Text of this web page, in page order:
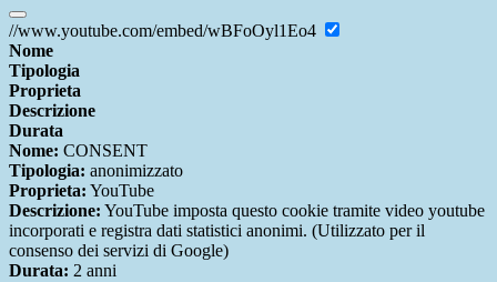
//www.youtube.com/embed/wBFoOyl1Eo4
Nome
Tipologia
Proprieta
Descrizione
Durata
Nome: CONSENT
Tipologia: anonimizzato
Proprieta: YouTube
Descrizione: YouTube imposta questo cookie tramite video youtube
incorporati e registra dati statistici anonimi. (Utilizzato per il
consenso dei servizi di Google)
Durata: 2 anni